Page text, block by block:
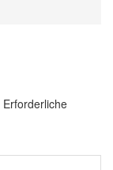
Erforderliche